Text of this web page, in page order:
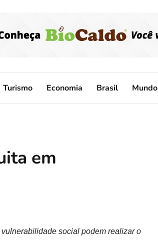
Turismo Economia Brasil Mundo
em
social podem realizar o